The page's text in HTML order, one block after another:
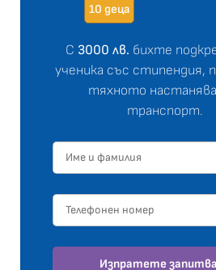
10 деца
С 3000 лв. бихте
ученика със стипендия,
тяхното
транспорт.
Изпратете